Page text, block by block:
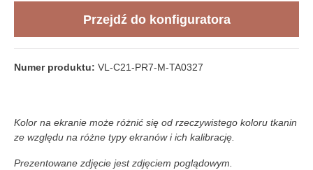
Przejdź do konfiguratora
Numer produktu: VL-C21-PR7-M-TA0327
Kolor na ekranie może różnić się od rzeczywistego koloru tkanin
ze względu na różne typy ekranów i ich kalibrację.
Prezentowane zdjęcie jest zdjęciem poglądowym.